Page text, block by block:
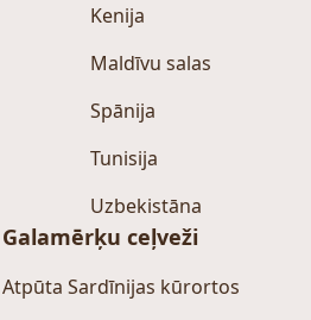
Kenija
Maldīvu salas
Spānija
Tunisija
Uzbekistāna
Galamērķu ceļveži
Atpūta Sardīnijas kūrortos